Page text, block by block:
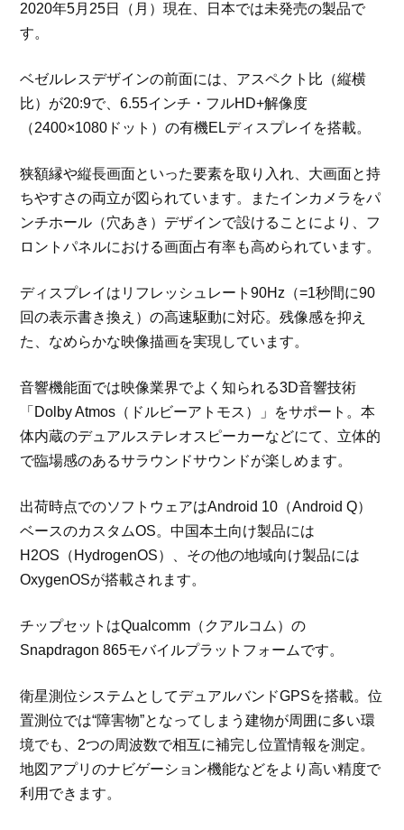
2020年5月25日（月）現在、日本では未発売の製品で
す。
ベゼルレスデザインの前面には、アスペクト比（縦横
比）が20:9で、6.55インチ・フルHD+解像度
（2400×1080ドット）の有機ELディスプレイを搭載。
狭額縁や縦長画面といった要素を取り入れ、大画面と持
ちやすさの両立が図られています。またインカメラをパ
ンチホール（穴あき）デザインで設けることにより、フ
ロントパネルにおける画面占有率も高められています。
ディスプレイはリフレッシュレート90Hz（=1秒間に90
回の表示書き換え）の高速駆動に対応。残像感を抑え
た、なめらかな映像描画を実現しています。
音響機能面では映像業界でよく知られる3D音響技術
「Dolby Atmos（ドルビーアトモス）」をサポート。本
体内蔵のデュアルステレオスピーカーなどにて、立体的
で臨場感のあるサラウンドサウンドが楽しめます。
出荷時点でのソフトウェアはAndroid 10（Android Q）
ベースのカスタムOS。中国本土向け製品には
H2OS（HydrogenOS）、その他の地域向け製品には
OxygenOSが搭載されます。
チップセットはQualcomm（クアルコム）の
Snapdragon 865モバイルプラットフォームです。
衛星測位システムとしてデュアルバンドGPSを搭載。位
置測位では“障害物”となってしまう建物が周囲に多い環
境でも、2つの周波数で相互に補完し位置情報を測定。
地図アプリのナビゲーション機能などをより高い精度で
利用できます。